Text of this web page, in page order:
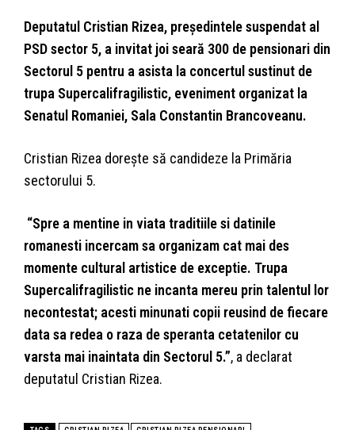
Deputatul Cristian Rizea, președintele suspendat al
PSD sector 5, a invitat joi seară 300 de pensionari din
Sectorul 5 pentru a asista la concertul sustinut de
trupa Supercalifragilistic, eveniment organizat la
Senatul Romaniei, Sala Constantin Brancoveanu.
Cristian Rizea dorește să candideze la Primăria
sectorului 5.
“Spre a mentine in viata traditiile si datinile
romanesti incercam sa organizam cat mai des
momente cultural artistice de exceptie. Trupa
Supercalifragilistic ne incanta mereu prin talentul lor
necontestat; acesti minunati copii reusind de fiecare
data sa redea o raza de speranta cetatenilor cu
varsta mai inaintata din Sectorul 5.”, a declarat
deputatul Cristian Rizea.